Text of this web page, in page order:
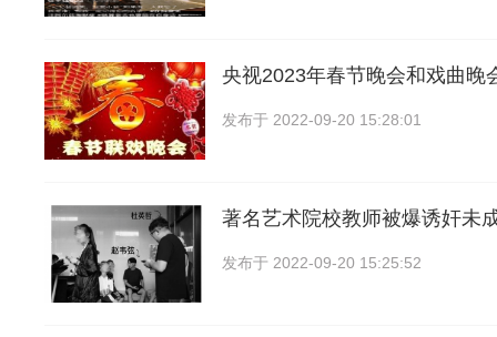
央视2023年春节晚会和戏曲晚
发布于 2022-09-20 15:28:01
著名艺术院校教师被爆诱奸未
发布于 2022-09-20 15:25:52